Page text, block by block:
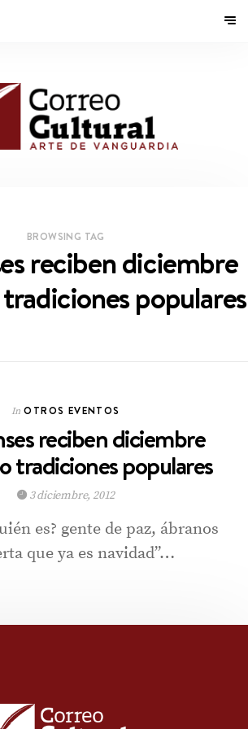
BROWSING TAG
reciben diciembre
populares
In OTROS EVENTOS
reciben diciembre
tradiciones populares
3 diciembre, 2012
es? gente de paz, ábranos
que ya es navidad”…